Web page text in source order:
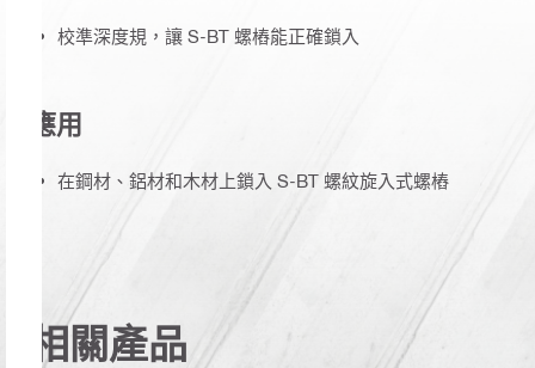
校準深度規，讓 S-BT 螺樁能正確鎖入
應用
在鋼材、鋁材和木材上鎖入 S-BT 螺紋旋入式螺樁
相關產品